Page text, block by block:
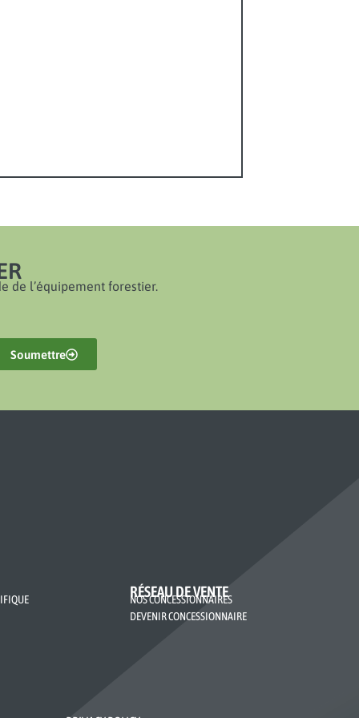
de l’équipement forestier.
Soumettre
RÉSEAU DE VENTE
NOS CONCESSIONNAIRES
DEVENIR CONCESSIONNAIRE